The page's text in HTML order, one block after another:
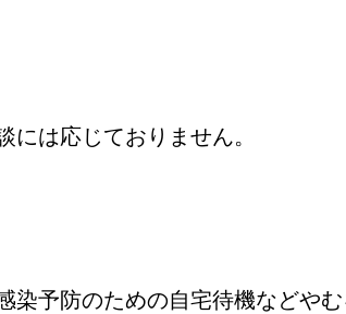
は応じておりません。
予防のための自宅待機などや